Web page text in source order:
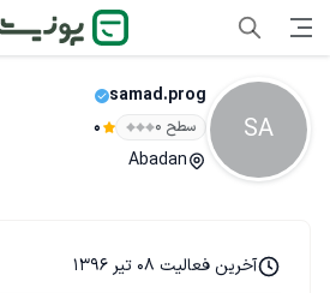
SA
samad.prog
سطح ۰ 0
Abadan
آخرین فعالیت 08 تیر 1396